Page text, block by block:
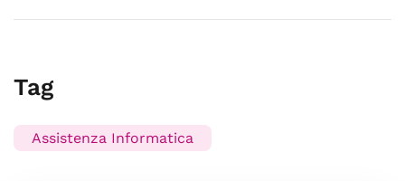
Tag
Assistenza Informatica